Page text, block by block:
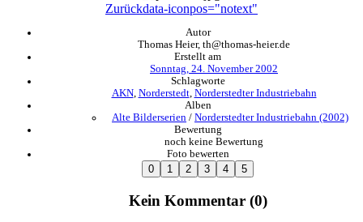
Zurückdata-iconpos="notext"
Autor
Thomas Heier, th@thomas-heier.de
Erstellt am
Sonntag, 24. November 2002
Schlagworte
AKN, Norderstedt, Norderstedter Industriebahn
Alben
Alte Bilderserien / Norderstedter Industriebahn (2002)
Bewertung
noch keine Bewertung
Foto bewerten
Kein Kommentar (0)